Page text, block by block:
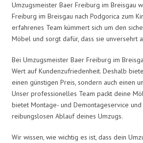
Umzugsmeister Baer Freiburg im Breisgau
Freiburg im Breisgau nach Podgorica zum
erfahrenes Team kümmert sich um den
Möbel und sorgt dafür, dass sie unversehrt
Bei Umzugsmeister Baer Freiburg im
Wert auf Kundenzufriedenheit. Deshalb
einen günstigen Preis, sondern auch einen
Unser professionelles Team packt deine
bietet Montage- und Demontageservice
reibungslosen Ablauf deines Umzugs.
Wir wissen, wie wichtig es ist, dass dein